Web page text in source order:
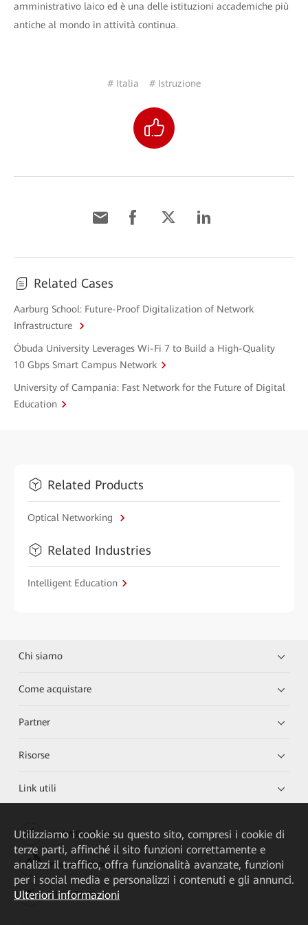
amministrativo laico ed è una delle istituzioni accademiche più
antiche al mondo in attività continua.
# Italia # Istruzione
Related Cases
Aarburg School: Future-Proof Digitalization of Network
Infrastructure
Óbuda University Leverages Wi-Fi 7 to Build a High-Quality
10 Gbps Smart Campus Network
University of Campania: Fast Network for the Future of Digital
Education
Related Products
Optical Networking
Related Industries
Intelligent Education
Chi siamo
Come acquistare
Partner
Risorse
Link utili
HUAWEI eKit App
Huawei HiKnow App
HUAWEI eFly App
Utilizziamo i cookie su questo sito, compresi i cookie di
terze parti, affinché il sito funzioni correttamente e
analizzi il traffico, offra funzionalità avanzate, funzioni
per i social media e personalizzi i contenuti e gli annunci.
Ulteriori informazioni